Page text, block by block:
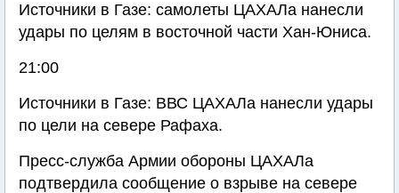
Источники в Газе: самолеты ЦАХАЛа нанесли
удары по целям в восточной части Хан-Юниса.
21:00
Источники в Газе: ВВС ЦАХАЛа нанесли удары
по цели на севере Рафаха.
Пресс-служба Армии обороны ЦАХАЛа
подтвердила сообщение о взрыве на севере